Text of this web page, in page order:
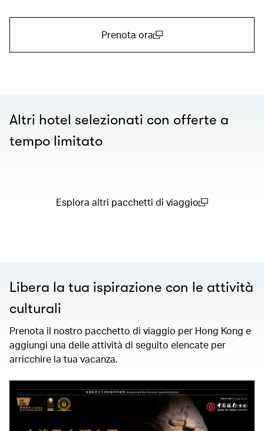
Prenota ora
Altri hotel selezionati con offerte a
tempo limitato
Esplora altri pacchetti di viaggio
Libera la tua ispirazione con le attività
culturali
Prenota il nostro pacchetto di viaggio per Hong Kong e
aggiungi una delle attività di seguito elencate per
arricchire la tua vacanza.